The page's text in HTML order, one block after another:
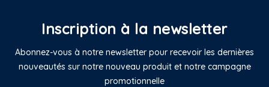
Inscription à la newsletter
Abonnez-vous à notre newsletter pour recevoir les dernières
nouveautés sur notre nouveau produit et notre campagne
promotionnelle